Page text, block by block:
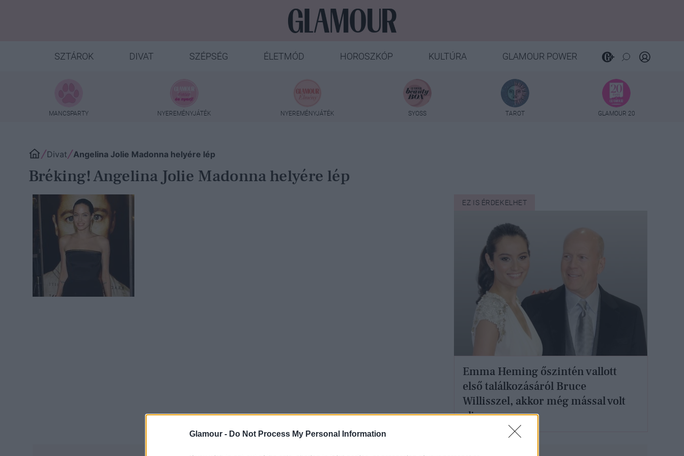
Glamour - Do Not Process My Personal Information
SZTÁROK DIVAT SZÉPSÉG ÉLETMÓD HOROSZKÓP KULTÚRA GLAMOUR POWER
MANCSPARTY NYEREMÉNYJÁTÉK NYEREMÉNYJÁTÉK SYOSS TAROT GLAMOUR 20
Divat Angelina Jolie Madonna helyére lép
Bréking! Angelina Jolie Madonna helyére lép
EZ IS ÉRDEKELHET
Emma Heming őszintén vallott
első találkozásáról Bruce
Willisszel, akkor még mással volt
eljegyezve